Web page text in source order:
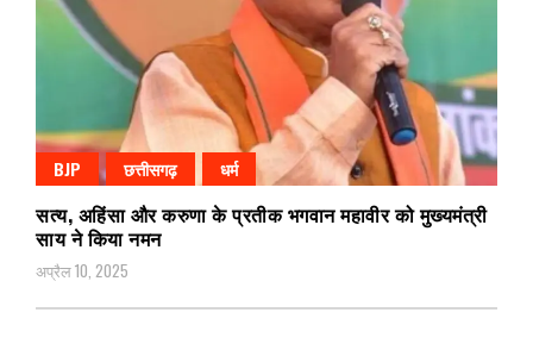
BJP छत्तीसगढ़ धर्म
सत्य, अहिंसा और करुणा के प्रतीक भगवान महावीर को मुख्यमंत्री
साय ने किया नमन
अप्रैल 10, 2025